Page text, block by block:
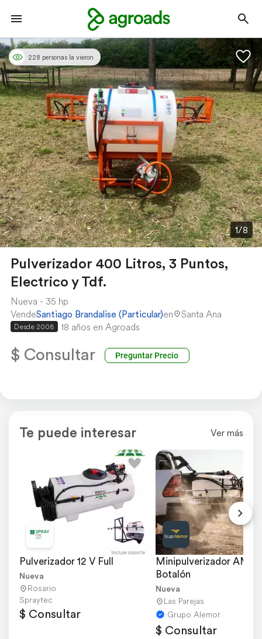
1/8
228 personas la vieron
Pulverizador 400 Litros, 3 Puntos,
Electrico y Tdf.
Nueva
35 hp
VendeSantiago Brandalise (Particular)en Santa Ana
Desde 2008 18 años en Agroads
$ Consultar Preguntar Precio
Te puede interesar Ver más
Pulverizador 12 V Full
Nueva
Rosario
Spraytec
$ Consultar
Minipulverizador AM
Botalón
Nueva
Las Parejas
Grupo Alemor
$ Consultar